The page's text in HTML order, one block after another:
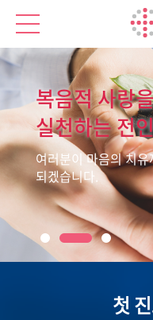
복음적 사랑
실천하는 전
여러분이 마음의 치
되겠습니다.
첫